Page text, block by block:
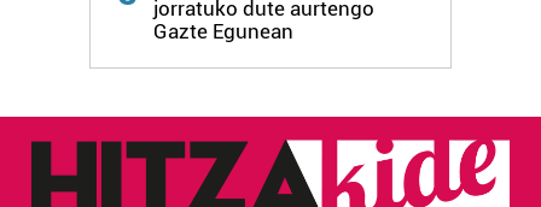
jorratuko dute aurtengo
Gazte Egunean